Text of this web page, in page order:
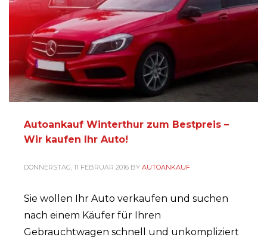
Autoankauf Winterthur zum Bestpreis –
Wir kaufen Ihr Auto!
DONNERSTAG, 11 FEBRUAR 2016 BY AUTOANKAUF
Sie wollen Ihr Auto verkaufen und suchen
nach einem Käufer für Ihren
Gebrauchtwagen schnell und unkompliziert